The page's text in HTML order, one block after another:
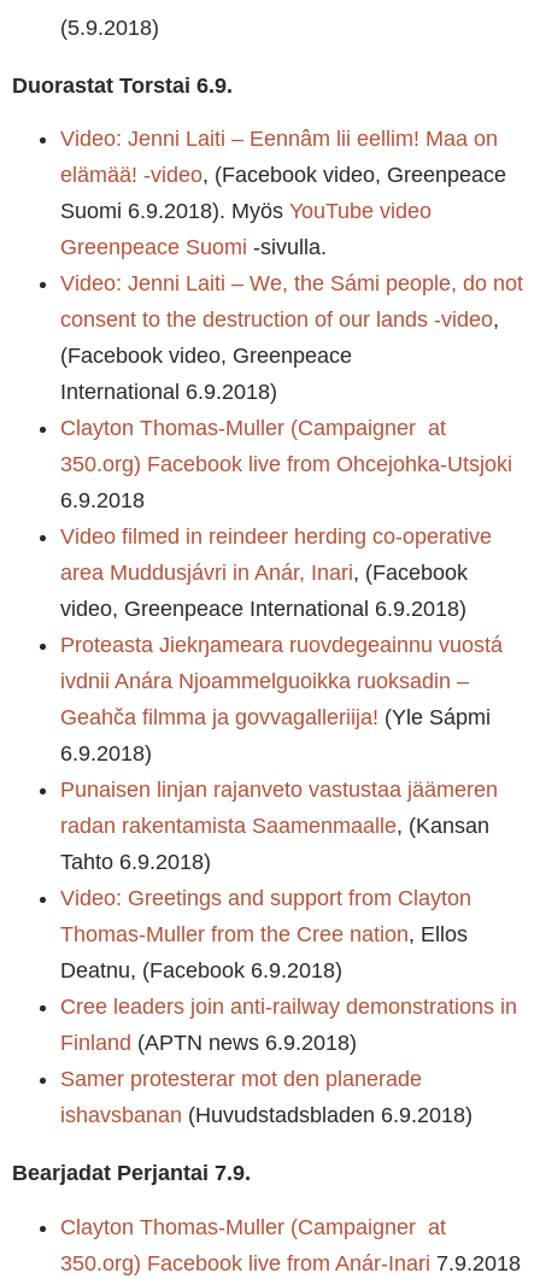
(5.9.2018)
Duorastat Torstai 6.9.
Video: Jenni Laiti – Eennâm lii eellim! Maa on
elämää! -video, (Facebook video, Greenpeace
Suomi 6.9.2018). Myös YouTube video
Greenpeace Suomi -sivulla.
Video: Jenni Laiti – We, the Sámi people, do not
consent to the destruction of our lands -video,
(Facebook video, Greenpeace
International 6.9.2018)
Clayton Thomas-Muller (Campaigner at
350.org) Facebook live from Ohcejohka-Utsjoki
6.9.2018
Video filmed in reindeer herding co-operative
area Muddusjávri in Anár, Inari, (Facebook
video, Greenpeace International 6.9.2018)
Proteasta Jiekŋameara ruovdegeainnu vuostá
ivdnii Anára Njoammelguoikka ruoksadin –
Geahča filmma ja govvagalleriija! (Yle Sápmi
6.9.2018)
Punaisen linjan rajanveto vastustaa jäämeren
radan rakentamista Saamenmaalle, (Kansan
Tahto 6.9.2018)
Video: Greetings and support from Clayton
Thomas-Muller from the Cree nation, Ellos
Deatnu, (Facebook 6.9.2018)
Cree leaders join anti-railway demonstrations in
Finland (APTN news 6.9.2018)
Samer protesterar mot den planerade
ishavsbanan (Huvudstadsbladen 6.9.2018)
Bearjadat Perjantai 7.9.
Clayton Thomas-Muller (Campaigner at
350.org) Facebook live from Anár-Inari 7.9.2018